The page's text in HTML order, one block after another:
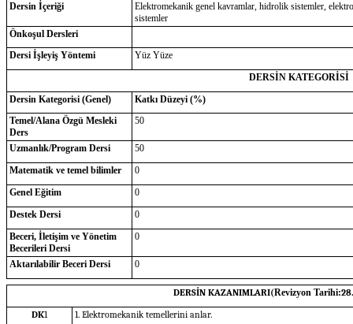
Dersin İçeriği
Elektromekanik genel kavramlar, hidrolik sistemler,
sistemler
Önkoşul Dersleri
Dersi İşleyiş Yöntemi
Yüz Yüze
DERSİN KATEGORİSİ
Dersin Kategorisi (Genel)
Katkı Düzeyi (%)
Temel/Alana Özgü Mesleki
Ders
50
Uzmanlık/Program Dersi
50
Matematik ve temel bilimler
0
Genel Eğitim
0
Destek Dersi
0
Beceri, İletişim ve Yönetim
Becerileri Dersi
0
Aktarılabilir Beceri Dersi 0
DERSİN KAZANIMLARI(Revizyon Tarihi:
DK1
1. Elektromekanik temellerini anlar.